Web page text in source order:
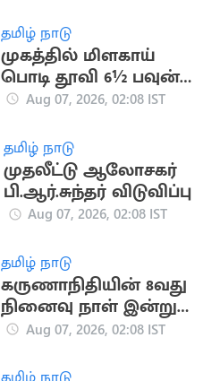
தமிழ் நாடு
முகத்தில் மிளகாய்
பொடி தூவி 6½ பவுன்
நகை பறிப்பு
Aug 07, 2026, 02:08 IST
தமிழ் நாடு
முதலீட்டு ஆலோசகர்
பி.ஆர்.சுந்தர் விடுவிப்பு
Aug 07, 2026, 02:08 IST
தமிழ் நாடு
கருணாநிதியின் 8வது
நினைவு நாள் இன்று
அனுசரிப்பு
Aug 07, 2026, 02:08 IST